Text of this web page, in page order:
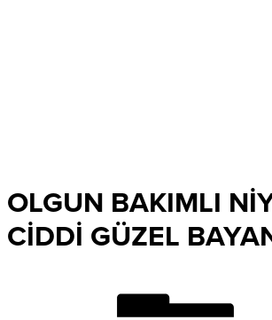
OLGUN BAKIMLI
CİDDİ GÜZEL